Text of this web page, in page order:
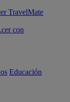
TravelMate
con
Educación